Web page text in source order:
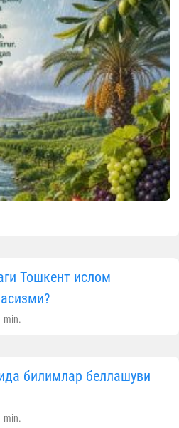
муқаддас 35
имом-хатиблари
"ЗАКОВАТ"
ташриф буюрган
соҳа вакиллари
ва
синовдан ўтказдилар.
қадриятларимиз
меросини ёрқин